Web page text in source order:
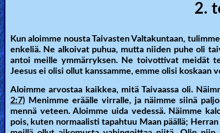
Follow
us
Social
Media
PDF
Books
Random
2.
Kun aloimme nousta Taivasten Valtakuntaan,
enkeliä. Ne alkoivat puhua, mutta niiden puhe oli
antoi meille ymmärryksen. Ne toivottivat meidät
Jeesus ei olisi ollut kanssamme, emme olisi koskaan
Aloimme arvostaa kaikkea, mitä Taivaassa oli.
2:7) Menimme eräälle virralle, ja näimme siinä
mennä veteen. Aloimme uida vedessä. Näimme
pois, kuten normaalisti tapahtuu Maan päällä;